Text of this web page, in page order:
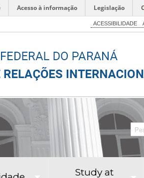
Acesso à informação Legislação
ACESSIBILIDADE
Study at